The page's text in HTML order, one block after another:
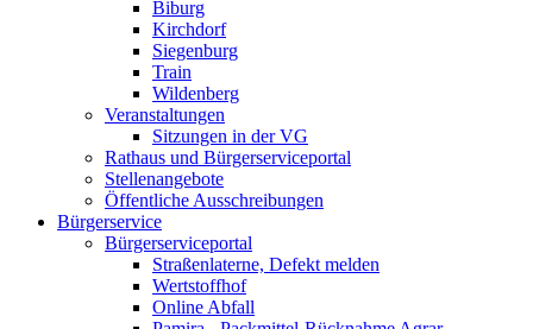
Biburg
Kirchdorf
Siegenburg
Train
Wildenberg
Veranstaltungen
Sitzungen in der VG
Rathaus und Bürgerserviceportal
Stellenangebote
Öffentliche Ausschreibungen
Bürgerservice
Bürgerserviceportal
Straßenlaterne, Defekt melden
Wertstoffhof
Online Abfall